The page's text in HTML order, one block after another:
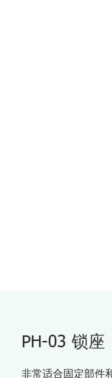
PH-03 锁座
非常适合固定部件